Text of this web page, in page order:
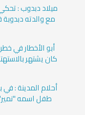
ميلاد دبدوب :
مع والدته
أبو الأخطار في
كان يشتهر
أحلام المدينة :
طفل اسمه